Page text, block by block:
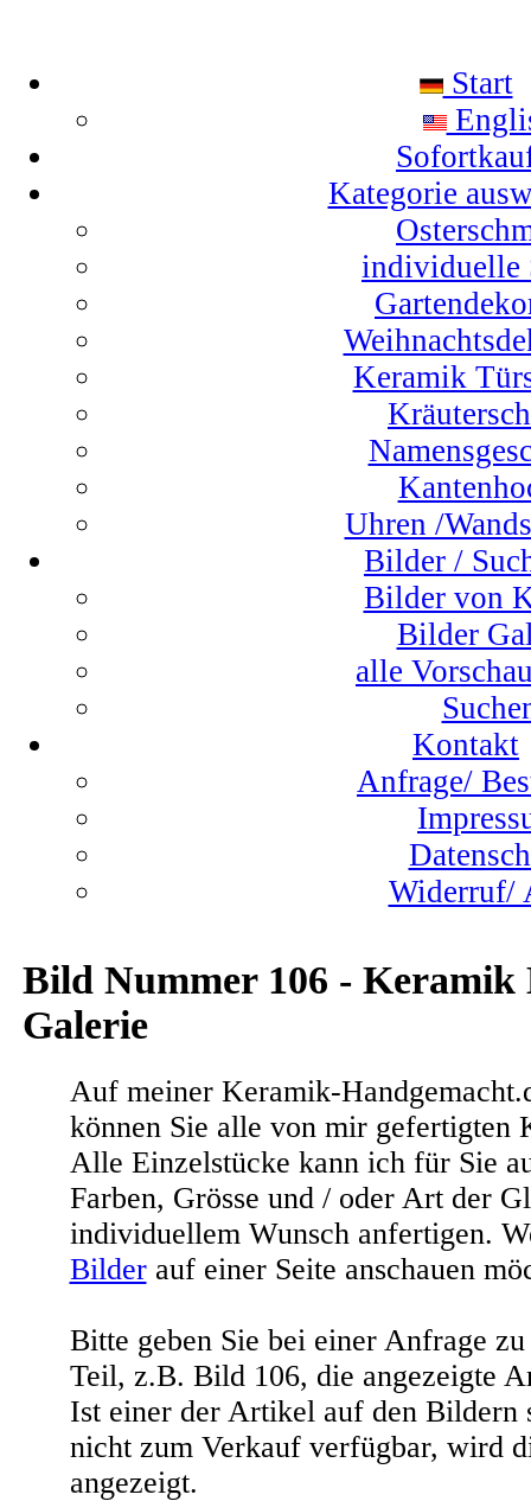
Start
Kategorie
individuelle
Keramik
Uhren /
Bilder /
Bilder von
Bilder
alle
Kontakt
Anfrage/
Widerruf/
Bild Nummer 106 - Keramik
Galerie
Auf meiner Keramik-
können Sie alle von mir gefertigten
Alle Einzelstücke kann ich für Sie
Farben, Grösse und / oder Art der
individuellem Wunsch anfertigen.
Bilderauf einer Seite anschauen
Bitte geben Sie bei einer Anfrage
Teil, z.B. Bild 106, die angezeigte
Ist einer der Artikel auf den Bildern
nicht zum Verkauf verfügbar, wird
angezeigt.